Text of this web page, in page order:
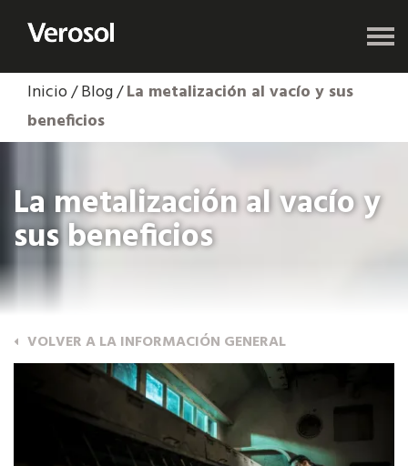
Inicio/Blog/La metalización al vacío y sus
beneficios
La metalización al vacío y
sus beneficios
VOLVER A LA INFORMACIÓN GENERAL